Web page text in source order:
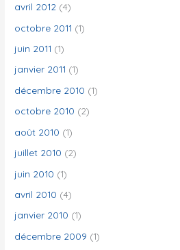
avril 2012 (4)
octobre 2011 (1)
juin 2011 (1)
janvier 2011 (1)
décembre 2010 (1)
octobre 2010 (2)
août 2010 (1)
juillet 2010 (2)
juin 2010 (1)
avril 2010 (4)
janvier 2010 (1)
décembre 2009 (1)